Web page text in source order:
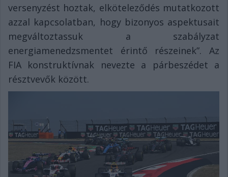
versenyzést hoztak, elköteleződés mutatkozott
azzal kapcsolatban, hogy bizonyos aspektusait
megváltoztassuk a szabályzat
energiamenedzsmentet érintő részeinek”. Az
FIA konstruktívnak nevezte a párbeszédet a
résztvevők között.